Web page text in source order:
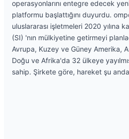
operasyonlarını entegre edecek
platformu başlattığını duyurdu.
uluslararası işletmeleri 2020 yılına
(SI) 'nın mülkiyetine getirmeyi
Avrupa, Kuzey ve Güney Amerika,
Doğu ve Afrika'da 32 ülkeye
sahip. Şirkete göre, hareket şu